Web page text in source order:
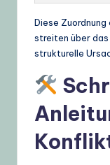
Diese
streiten über
strukturelle